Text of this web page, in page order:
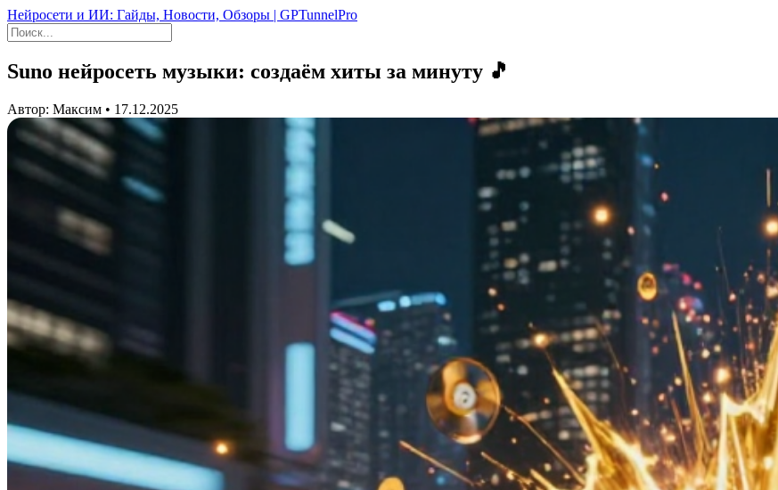
Нейросети и ИИ: Гайды, Новости, Обзоры | GPTunnelPro
Suno нейросеть музыки: создаём хиты за минуту 🎵
Автор: Максим • 17.12.2025